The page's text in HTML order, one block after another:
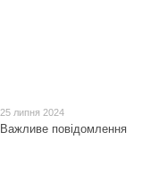
25 липня 2024
Важливе повідомлення